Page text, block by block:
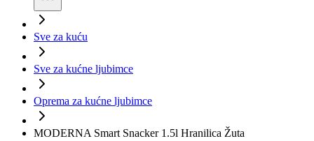
Sve za kuću
Sve za kućne ljubimce
Oprema za kućne ljubimce
MODERNA Smart Snacker 1.5l Hranilica Žuta